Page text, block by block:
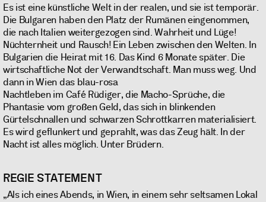
Es ist eine künstliche Welt in der realen, und sie ist temporär.
Die Bulgaren haben den Platz der Rumänen eingenommen,
die nach Italien weitergezogen sind. Wahrheit und Lüge!
Nüchternheit und Rausch! Ein Leben zwischen den Welten. In
Bulgarien die Heirat mit 16. Das Kind 6 Monate später. Die
wirtschaftliche Not der Verwandtschaft. Man muss weg. Und
dann in Wien das blau-rosa
Nachtleben im Café Rüdiger, die Macho-Sprüche, die
Phantasie vom großen Geld, das sich in blinkenden
Gürtelschnallen und schwarzen Schrottkarren materialisiert.
Es wird geflunkert und geprahlt, was das Zeug hält. In der
Nacht ist alles möglich. Unter Brüdern.
REGIE STATEMENT
„Als ich eines Abends, in Wien, in einem sehr seltsamen Lokal